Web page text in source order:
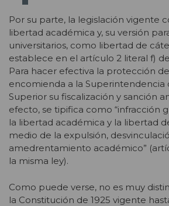
Por su parte, la legislación vigente
libertad académica y, su versión
universitarios, como libertad de
establece en el artículo 2 literal f) de
Para hacer efectiva la protección
encomienda a la Superintendencia
Superior su fiscalización y sanción
efecto, se tipifica como “infracción
la libertad académica y la libertad
medio de la expulsión,
amedrentamiento académico”
la misma ley).
Como puede verse, no es muy
la Constitución de 1925 vigente